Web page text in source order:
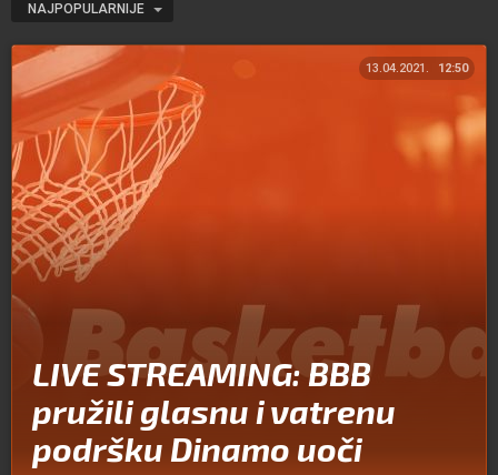
NAJPOPULARNIJE
13.04.2021. 12:50
LIVE STREAMING: BBB
pružili glasnu i vatrenu
podršku Dinamo uoči